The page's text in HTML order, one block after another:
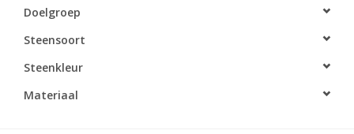
Merken
Cadeaukaarten
Doelgroep
Steensoort
Steenkleur
Materiaal